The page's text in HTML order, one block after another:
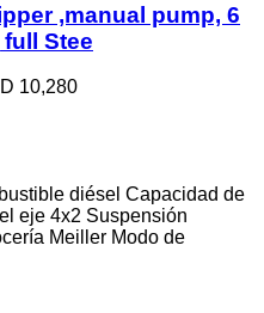
,manual pump, 6
Stee
10,280
diésel Capacidad de
eje 4x2 Suspensión
Meiller Modo de